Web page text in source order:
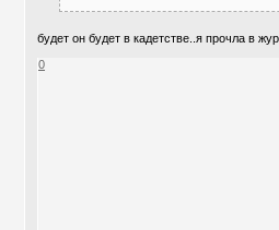
будет он будет в кадетстве..я прочла в
0